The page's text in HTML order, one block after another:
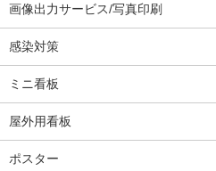
画像出力サービス/写真印刷
感染対策
ミニ看板
屋外用看板
ポスター